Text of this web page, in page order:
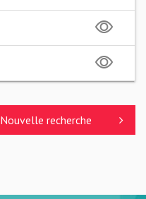
Nouvelle recherche